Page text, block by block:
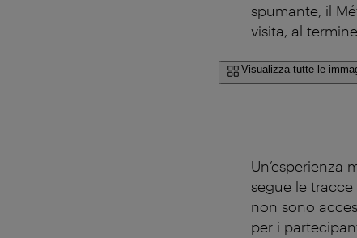
spumante, il
visita, al
Visualizza tutte le
Un’esperienza
segue le
non sono
per i